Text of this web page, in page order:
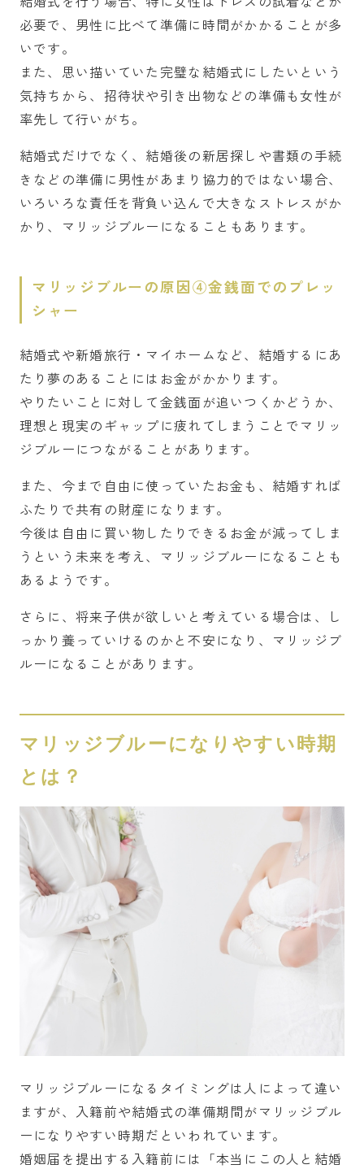
必要で、男性に比べて準備に時間がかかることが多
いです。
また、思い描いていた完璧な結婚式にしたいという
気持ちから、招待状や引き出物などの準備も女性が
率先して行いがち。
結婚式だけでなく、結婚後の新居探しや書類の手続
きなどの準備に男性があまり協力的ではない場合、
いろいろな責任を背負い込んで大きなストレスがか
かり、マリッジブルーになることもあります。
マリッジブルーの原因④金銭面でのプレッ
シャー
結婚式や新婚旅行・マイホームなど、結婚するにあ
たり夢のあることにはお金がかかります。
やりたいことに対して金銭面が追いつくかどうか、
理想と現実のギャップに疲れてしまうことでマリッ
ジブルーにつながることがあります。
また、今まで自由に使っていたお金も、結婚すれば
ふたりで共有の財産になります。
今後は自由に買い物したりできるお金が減ってしま
うという未来を考え、マリッジブルーになることも
あるようです。
さらに、将来子供が欲しいと考えている場合は、し
っかり養っていけるのかと不安になり、マリッジブ
ルーになることがあります。
マリッジブルーになりやすい時期
とは？
マリッジブルーになるタイミングは人によって違い
ますが、入籍前や結婚式の準備期間がマリッジブル
ーになりやすい時期だといわれています。
婚姻届を提出する入籍前には「本当にこの人と結婚